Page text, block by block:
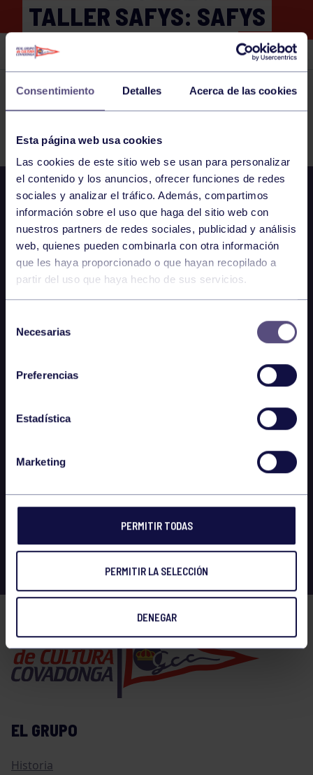
Consentimiento Detalles Acerca de las cookies
Esta página web usa cookies
Las cookies de este sitio web se usan para personalizar
el contenido y los anuncios, ofrecer funciones de redes
sociales y analizar el tráfico. Además, compartimos
información sobre el uso que haga del sitio web con
nuestros partners de redes sociales, publicidad y análisis
web, quienes pueden combinarla con otra información
que les haya proporcionado o que hayan recopilado a
partir del uso que haya hecho de sus servicios.
Necesarias
Preferencias
Estadística
Marketing
PERMITIR TODAS
PERMITIR LA SELECCIÓN
DENEGAR
TALLER SAFYS: SAFYS
AL AIRE LIBRE 11:00
EL GRUPO
Historia